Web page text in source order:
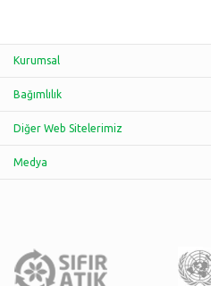
Kurumsal
Bağımlılık
Diğer Web Sitelerimiz
Medya